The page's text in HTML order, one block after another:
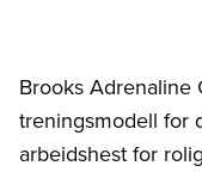
Brooks Adrenaline
treningsmodell for
arbeidshest for